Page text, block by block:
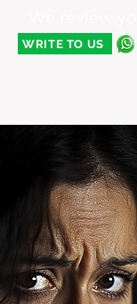
WRITE TO US